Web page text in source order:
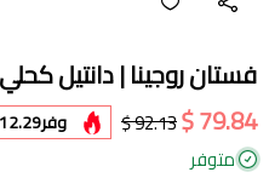
فستان روجينا | دانتيل
79.84 $
92.13 $ وفر12.29 $
متوفر